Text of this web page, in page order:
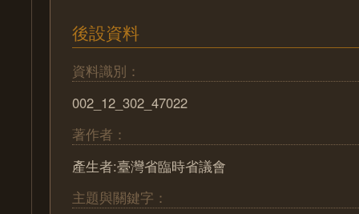
後設資料
資料識別：
002_12_302_47022
著作者：
產生者:臺灣省臨時省議會
主題與關鍵字：